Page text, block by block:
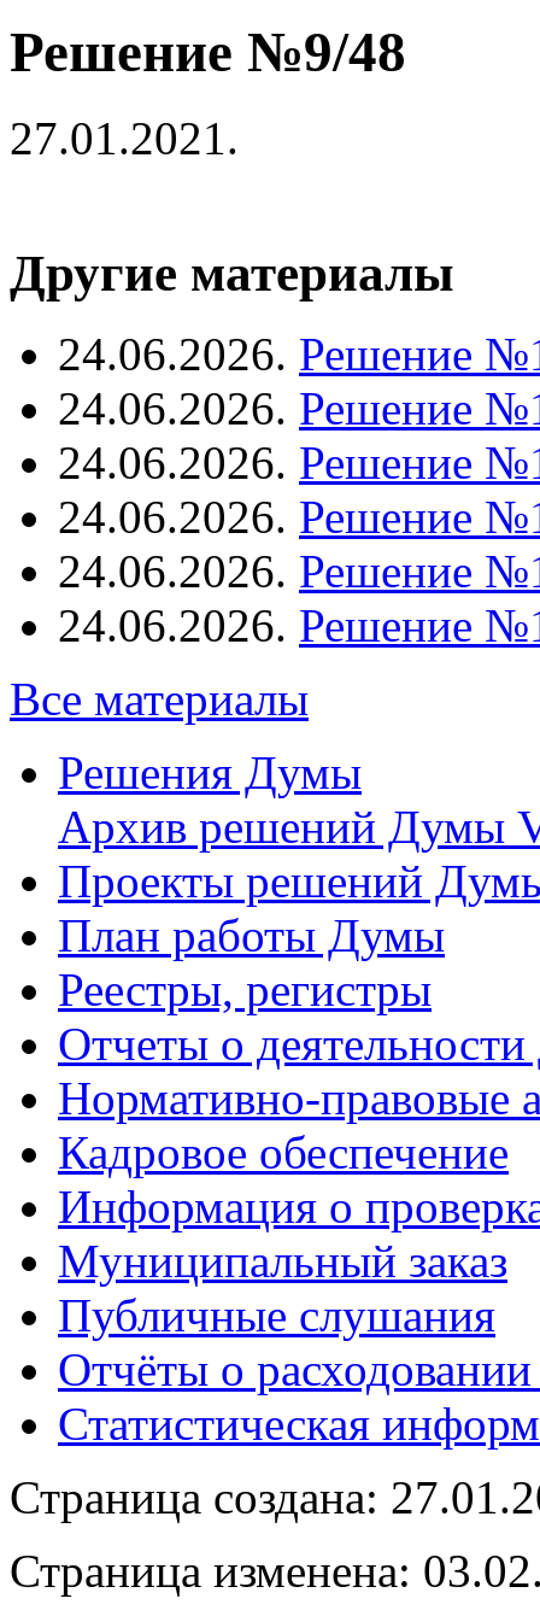
Решение №9/48
27.01.2021.
Другие материалы
24.06.2026. Решение
24.06.2026. Решение
24.06.2026. Решение
24.06.2026. Решение
24.06.2026. Решение
24.06.2026. Решение
Все материалы
Решения Думы
Архив решений Думы
Проекты решений
План работы Думы
Реестры, регистры
Отчеты о
Нормативно-правовые
Кадровое обеспечение
Информация о
Муниципальный заказ
Публичные слушания
Отчёты о
Статистическая
Страница создана:
Страница изменена: